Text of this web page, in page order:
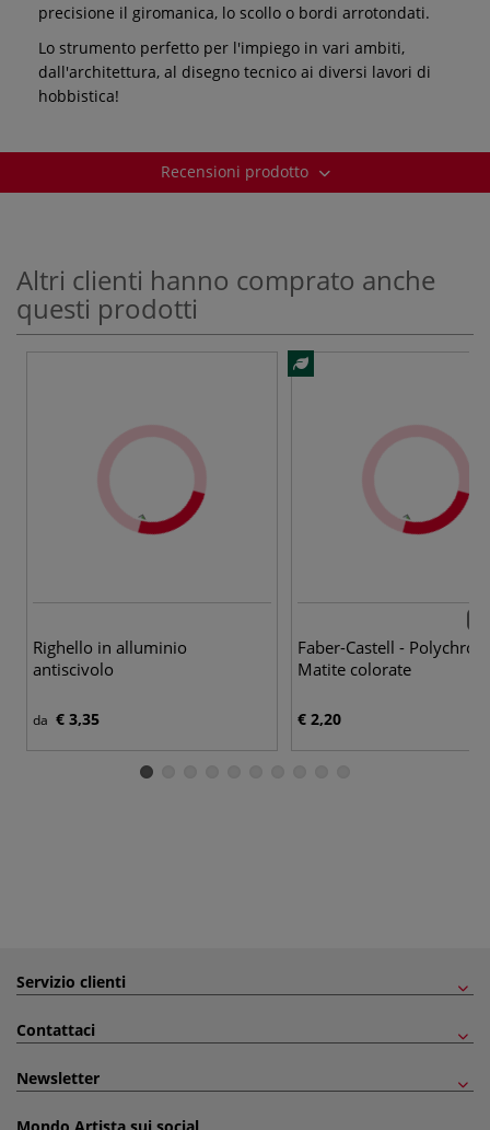
precisione il giromanica, lo scollo o bordi arrotondati.
Lo strumento perfetto per l'impiego in vari ambiti,
dall'architettura, al disegno tecnico ai diversi lavori di
hobbistica!
Recensioni prodotto
Altri clienti hanno comprato anche
questi prodotti
Righello in alluminio
antiscivolo
da € 3,35
Faber-Castell -
Matite colorate
€ 2,20
Servizio clienti
Contattaci
Newsletter